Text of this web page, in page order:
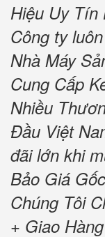
Hiệu Uy Tín
Công ty
Nhà Máy
Cung Cấp
Nhiều
Đầu Việt
đãi lớn khi
Bảo Giá
Chúng Tôi
+ Giao